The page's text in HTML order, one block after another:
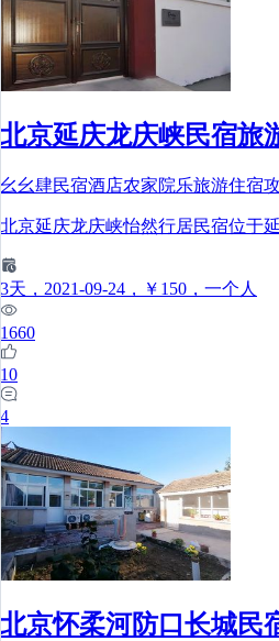
北京延庆龙庆峡民宿旅
幺幺肆民宿酒店农家院乐旅游住宿
北京延庆龙庆峡怡然行居民宿位于
3天 ，2021-09-24 ，￥150 ，一个人
1660
10
4
北京怀柔河防口长城民